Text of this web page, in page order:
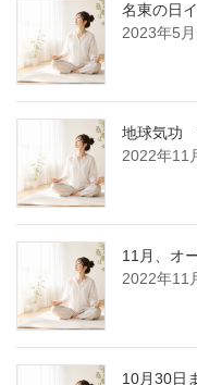
名東の日
2023年5
地球気功
2022年11
11月、オ
2022年11
10月30日